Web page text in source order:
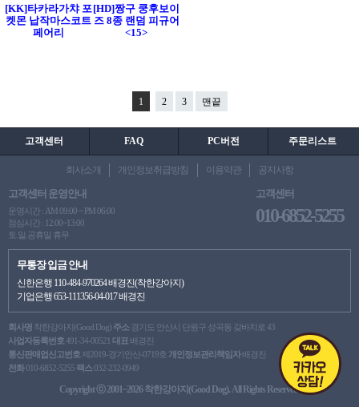
[KK]타카라가챠 포
켓몬 납작마스코트
페어리
[HD]짱구 쿵후보이
즈 8종 랜덤 피규어
<15>
1 2 3 맨끝
고객센터 FAQ PC버전 주문리스트
회사소개 개인정보취급방침 이용약관 공지사항
고객센터 운영안내
운영시간 : AM 09:00 ~ PM 06:00
점심시간 : 12:00~13:00
토.일.공휴일 휴무
고객센터
010-6852-5255
무통장 입금 안내
신한은행 110-484-970264 배경진(착한강아지)
기업은행 653-111356-04-017 배경진
회사명 착한강아지(Good Dog) 주소 경기도 안산시 단원구 성곡동 갖바치로 43
사업자등록번호491-34-00521 대표 배경진
통신판매업신고번호 제2019-경기안산-0719호 개인정보관리책임자배경진
전화010-6852-5255 팩스032-232-0949
Copyright ⓒ 2001~2026 착한강아지(Good Dog). All Rights Reserved.